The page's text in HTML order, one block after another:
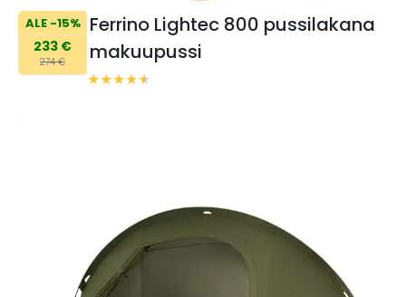
ALE -15%
233 €
274 €
Ferrino Lightec 800 pussilakana
makuupussi